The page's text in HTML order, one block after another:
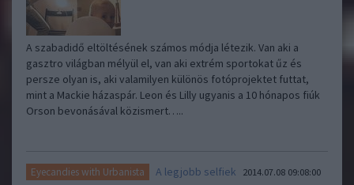
A szabadidő eltöltésének számos módja létezik. Van aki a
gasztro világban mélyül el, van aki extrém sportokat űz és
persze olyan is, aki valamilyen különös fotóprojektet futtat,
mint a Mackie házaspár. Leon és Lilly ugyanis a 10 hónapos fiúk
Orson bevonásával közismert…..
Eyecandies with Urbanista A legjobb selfiek 2014.07.08 09:08:00